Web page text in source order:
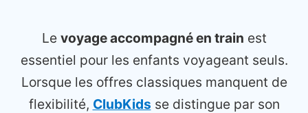
Le voyage accompagné en train est
essentiel pour les enfants voyageant seuls.
Lorsque les offres classiques manquent de
flexibilité, ClubKids se distingue par son